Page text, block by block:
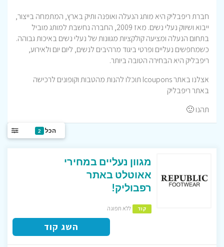
חברת ריפבליק היא מותג הנעלה ואופנה ותיק בארץ, המתמחה בייצור,
ייבוא ושיווק נעלי נשים. מאז 2009, החברה נחשבת למותג מוביל
בתחום הנעלה ומציעה קולקציות מגוונות של נעלי נשים באיכות גבוהה.
כשמחפשים נעליים ופרטי ביגוד מרהיבים לנשים, ליום יום ולאירוע,
ריפבליק היא הבחירה הטובה ביותר.
אצלנו באתר Icoupons תוכלו להנות מהטבות וקופונים לרכישה
באתר ריפבליק
תהנו 🙂
הכל 2
מגוון נעליים במחירי
אאוטלט באתר
רפבוליק!
קוד ללא תפוגה
השג קוד